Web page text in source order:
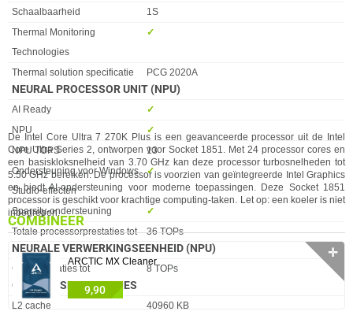
De Intel Core Ultra 7 270K Plus is een geavanceerde processor uit de Intel
Core Ultra Series 2, ontworpen voor Socket 1851. Met 24 processor cores en
een basiskloksnelheid van 3.70 GHz kan deze processor turbosnelheden tot
5.50 GHz bereiken. De processor is voorzien van geïntegreerde Intel Graphics
en biedt AI-ondersteuning voor moderne toepassingen. Deze Socket 1851
processor is geschikt voor krachtige computing-taken. Let op: een koeler is niet
inbegrepen.
Schaalbaarheid
1S
Thermal Monitoring
Technologies
✓︎
Thermal solution specificatie PCG 2020A
NEURAL PROCESSOR UNIT (NPU)
Eigenschap
AI Ready
✓︎
NPU
✓︎
NPU TOPS
13
Ondersteuning voor Windows
Studio-effecten
✓︎
Sparsity-ondersteuning
✓︎
Totale processorprestaties tot
36 TOPs
NEURALE VERWERKINGSEENHEID (NPU)
Eigenschap Waarde
GPU-prestaties tot 8 TOPs
OVERIGE SPECIFICATIES
Eigenschap
L2 cache 40960 KB
COMBINEER
ARCTIC MX Cleaner
9,90
✛